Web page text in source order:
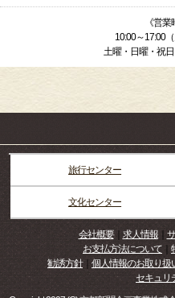
《営業
10:00～17:00
土曜・日曜・祝
旅行センター
文化センター
会社概要｜ 求人情報｜
お支払方法について
勧誘方針｜ 個人情報のお取り扱
セキュリ